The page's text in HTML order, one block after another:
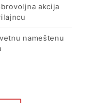
akcija
nameštenu